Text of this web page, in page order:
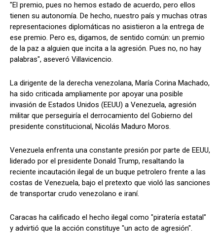
"El premio, pues no hemos estado de acuerdo, pero ellos
tienen su autonomía. De hecho, nuestro país y muchas otras
representaciones diplomáticas no asistieron a la entrega de
ese premio. Pero es, digamos, de sentido común: un premio
de la paz a alguien que incita a la agresión. Pues no, no hay
palabras", aseveró Villavicencio.
La dirigente de la derecha venezolana, María Corina Machado,
ha sido criticada ampliamente por apoyar una posible
invasión de Estados Unidos (EEUU) a Venezuela, agresión
militar que perseguiría el derrocamiento del Gobierno del
presidente constitucional, Nicolás Maduro Moros.
Venezuela enfrenta una constante presión por parte de EEUU,
liderado por el presidente Donald Trump, resaltando la
reciente incautación ilegal de un buque petrolero frente a las
costas de Venezuela, bajo el pretexto que violó las sanciones
de transportar crudo venezolano e iraní.
Caracas ha calificado el hecho ilegal como "piratería estatal"
y advirtió que la acción constituye "un acto de agresión".